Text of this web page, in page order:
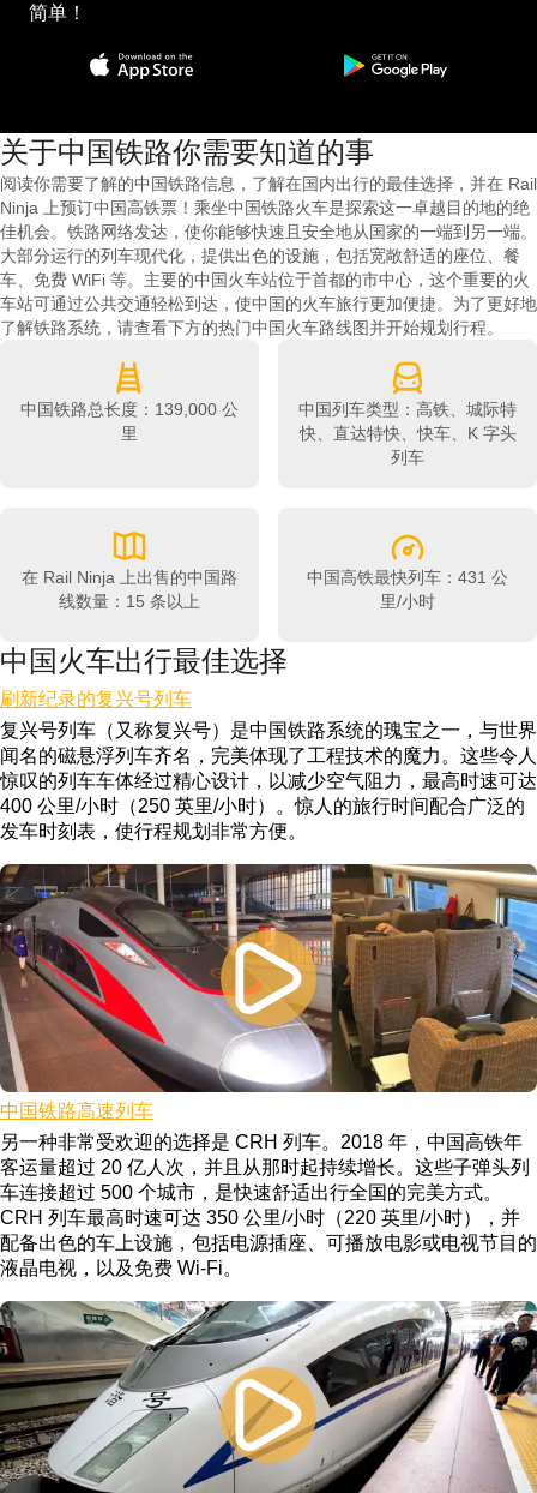
简单！
关于中国铁路你需要知道的事
阅读你需要了解的中国铁路信息，了解在国内出行的最佳选择，并在 Rail
Ninja 上预订中国高铁票！乘坐中国铁路火车是探索这一卓越目的地的绝
佳机会。铁路网络发达，使你能够快速且安全地从国家的一端到另一端。
大部分运行的列车现代化，提供出色的设施，包括宽敞舒适的座位、餐
车、免费 WiFi 等。主要的中国火车站位于首都的市中心，这个重要的火
车站可通过公共交通轻松到达，使中国的火车旅行更加便捷。为了更好地
了解铁路系统，请查看下方的热门中国火车路线图并开始规划行程。
中国铁路总长度：139,000 公
里
中国列车类型：高铁、城际特
快、直达特快、快车、K 字头
列车
在 Rail Ninja 上出售的中国路
线数量：15 条以上
中国高铁最快列车：431 公
里/小时
中国火车出行最佳选择
刷新纪录的复兴号列车
复兴号列车（又称复兴号）是中国铁路系统的瑰宝之一，与世界
闻名的磁悬浮列车齐名，完美体现了工程技术的魔力。这些令人
惊叹的列车车体经过精心设计，以减少空气阻力，最高时速可达
400 公里/小时（250 英里/小时）。惊人的旅行时间配合广泛的
发车时刻表，使行程规划非常方便。
中国铁路高速列车
另一种非常受欢迎的选择是 CRH 列车。2018 年，中国高铁年
客运量超过 20 亿人次，并且从那时起持续增长。这些子弹头列
车连接超过 500 个城市，是快速舒适出行全国的完美方式。
CRH 列车最高时速可达 350 公里/小时（220 英里/小时），并
配备出色的车上设施，包括电源插座、可播放电影或电视节目的
液晶电视，以及免费 Wi-Fi。